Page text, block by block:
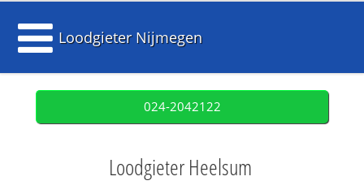
Loodgieter Nijmegen
024-2042122
Loodgieter Heelsum